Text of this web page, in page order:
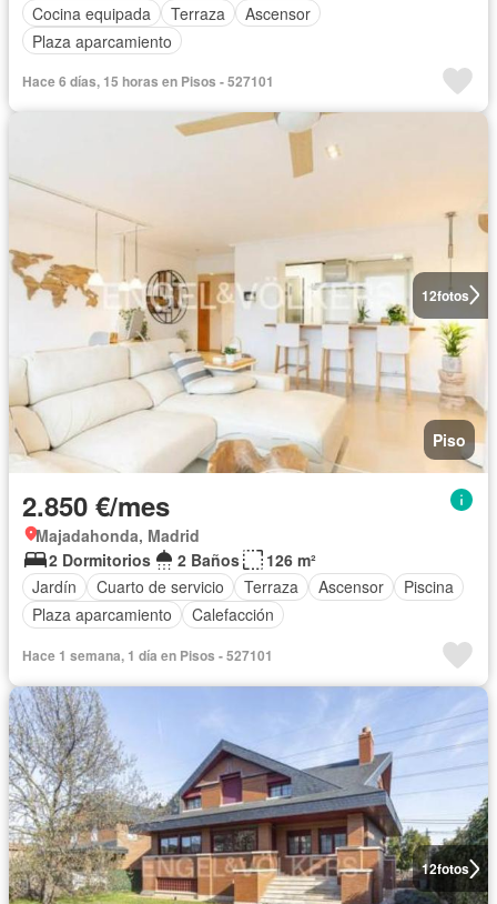
Cocina equipada
Terraza
Ascensor
Plaza aparcamiento
Hace 6 días, 15 horas en Pisos - 527101
12fotos
Piso
2.850 €/mes
Majadahonda, Madrid
2 Dormitorios
2 Baños
126 m²
Jardín
Cuarto de servicio Terraza Ascensor
Piscina
Plaza aparcamiento
Calefacción
Hace 1 semana, 1 día en Pisos - 527101
12fotos